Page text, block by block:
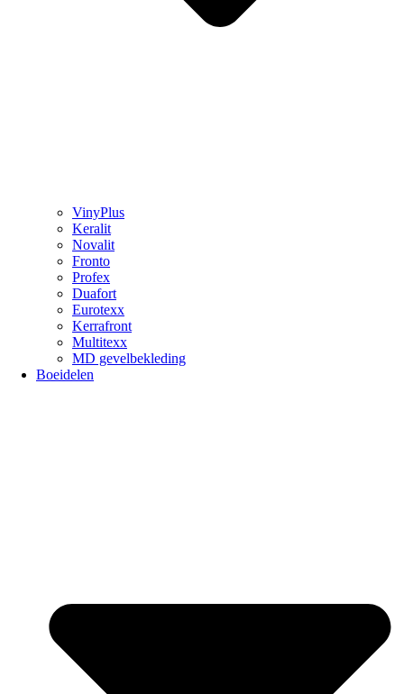
VinyPlus
Keralit
Novalit
Fronto
Profex
Duafort
Eurotexx
Kerrafront
Multitexx
MD gevelbekleding
Boeidelen